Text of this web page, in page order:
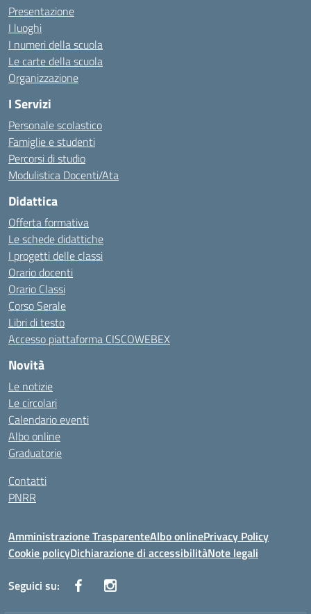
Presentazione
I luoghi
I numeri della scuola
Le carte della scuola
Organizzazione
I Servizi
Personale scolastico
Famiglie e studenti
Percorsi di studio
Modulistica Docenti/Ata
Didattica
Offerta formativa
Le schede didattiche
I progetti delle classi
Orario docenti
Orario Classi
Corso Serale
Libri di testo
Accesso piattaforma CISCOWEBEX
Novità
Le notizie
Le circolari
Calendario eventi
Albo online
Graduatorie
Contatti
PNRR
Amministrazione TrasparenteAlbo onlinePrivacy Policy
Cookie policyDichiarazione di accessibilitàNote legali
Seguici su: